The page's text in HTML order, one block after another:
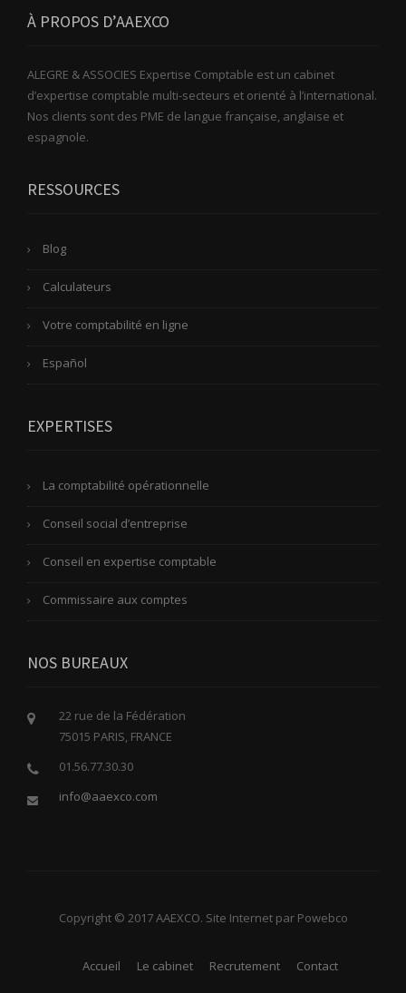
À PROPOS D’AAEXCO
ALEGRE & ASSOCIES Expertise Comptable est un cabinet
d’expertise comptable multi-secteurs et orienté à l’international.
Nos clients sont des PME de langue française, anglaise et
espagnole.
RESSOURCES
Blog
Calculateurs
Votre comptabilité en ligne
Español
EXPERTISES
La comptabilité opérationnelle
Conseil social d’entreprise
Conseil en expertise comptable
Commissaire aux comptes
NOS BUREAUX
22 rue de la Fédération
75015 PARIS, FRANCE
01.56.77.30.30
info@aaexco.com
Copyright © 2017 AAEXCO. Site Internet par Powebco
Accueil Le cabinet Recrutement Contact